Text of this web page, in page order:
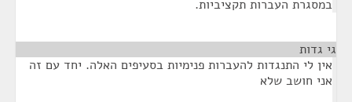
במסגרת העברות תקציביות.
גי גדות
אין לי התנגדות להעברות פנימיות בסעיפים האלה. יחד עם זה
אני חושב שלא